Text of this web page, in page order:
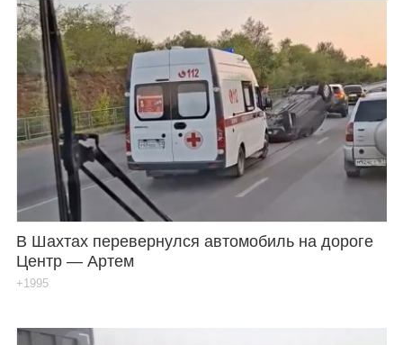
В Шахтах перевернулся автомобиль на дороге
Центр — Артем
+1995